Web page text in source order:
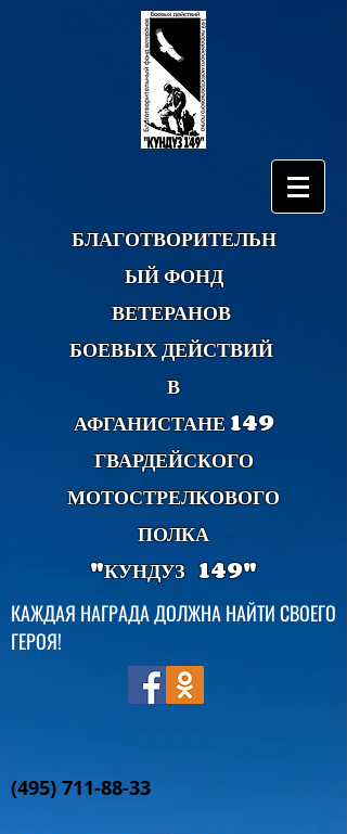
БЛАГОТВОРИТЕЛЬН
ЫЙ ФОНД
ВЕТЕРАНОВ
БОЕВЫХ ДЕЙСТВИЙ
В
АФГАНИСТАНЕ 149
ГВАРДЕЙСКОГО
МОТОСТРЕЛКОВОГО
ПОЛКА
"КУНДУЗ 149"
КАЖДАЯ НАГРАДА ДОЛЖНА НАЙТИ СВОЕГО
ГЕРОЯ!
(495) 711-88-33